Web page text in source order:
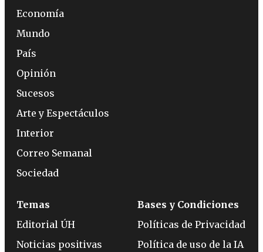
Economía
Mundo
País
Opinión
Sucesos
Arte y Espectáculos
Interior
Correo Semanal
Sociedad
Temas
Editorial ÚH
Noticias positivas
Bases y Condiciones
Políticas de Privacidad
Política de uso de la IA